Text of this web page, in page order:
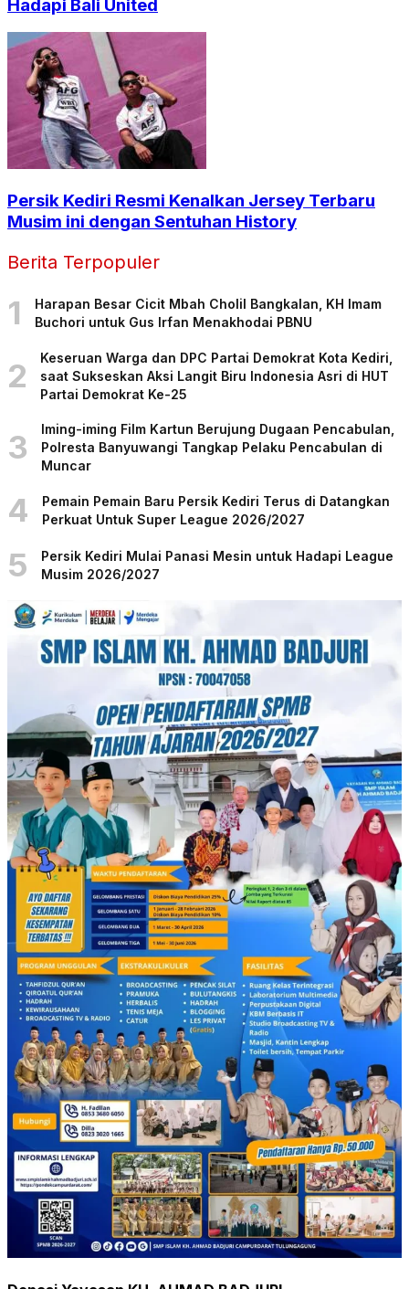
Hadapi Bali United
Persik Kediri Resmi Kenalkan Jersey Terbaru
Musim ini dengan Sentuhan History
Berita Terpopuler
1
Harapan Besar Cicit Mbah Cholil Bangkalan, KH Imam
Buchori untuk Gus Irfan Menakhodai PBNU
2
Keseruan Warga dan DPC Partai Demokrat Kota Kediri,
saat Sukseskan Aksi Langit Biru Indonesia Asri di HUT
Partai Demokrat Ke-25
3
Iming-iming Film Kartun Berujung Dugaan Pencabulan,
Polresta Banyuwangi Tangkap Pelaku Pencabulan di
Muncar
4
Pemain Pemain Baru Persik Kediri Terus di Datangkan
Perkuat Untuk Super League 2026/2027
5
Persik Kediri Mulai Panasi Mesin untuk Hadapi League
Musim 2026/2027